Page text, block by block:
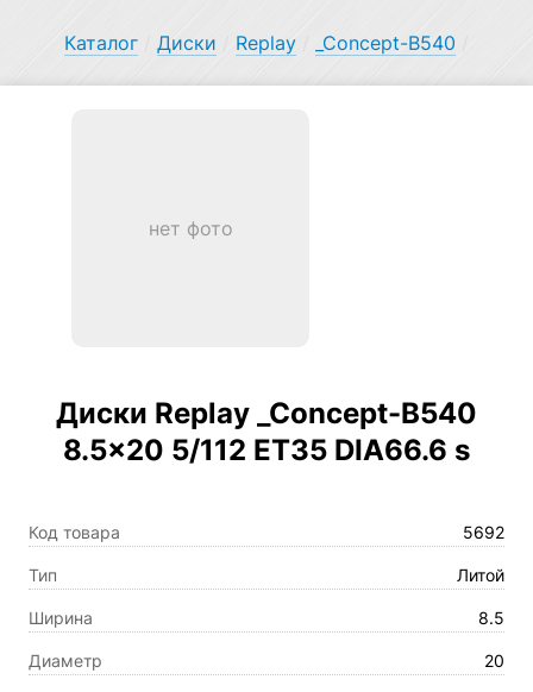
Каталог Диски Replay _Concept-B540
нет фото
Диски Replay _Concept-B540
8.5×20 5/112 ET35 DIA66.6 s
Код товара 5692
Тип Литой
Ширина 8.5
Диаметр 20